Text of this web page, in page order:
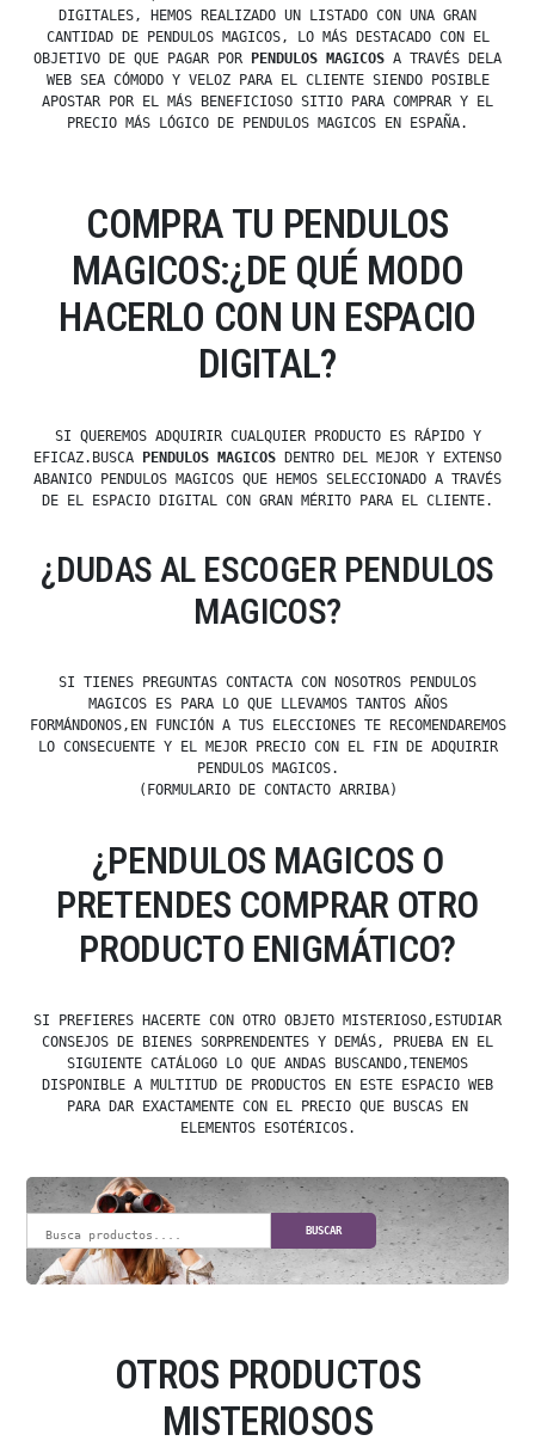
DIGITALES, HEMOS REALIZADO UN LISTADO CON UNA GRAN
CANTIDAD DE PENDULOS MAGICOS, LO MÁS DESTACADO CON EL
OBJETIVO DE QUE PAGAR POR
PENDULOS MAGICOS A TRAVÉS DELA
WEB SEA CÓMODO Y VELOZ PARA EL CLIENTE SIENDO POSIBLE
APOSTAR POR EL MÁS BENEFICIOSO SITIO PARA COMPRAR Y EL
PRECIO MÁS LÓGICO DE PENDULOS MAGICOS EN ESPAÑA.
COMPRA TU PENDULOS
MAGICOS:¿DE QUÉ MODO
HACERLO CON UN ESPACIO
DIGITAL?
SI QUEREMOS ADQUIRIR CUALQUIER PRODUCTO ES RÁPIDO Y
EFICAZ.BUSCA
PENDULOS MAGICOS DENTRO DEL MEJOR Y EXTENSO
ABANICO PENDULOS MAGICOS QUE HEMOS SELECCIONADO A TRAVÉS
DE EL ESPACIO DIGITAL CON GRAN MÉRITO PARA EL CLIENTE.
¿DUDAS AL ESCOGER PENDULOS
MAGICOS?
SI TIENES PREGUNTAS CONTACTA CON NOSOTROS PENDULOS
MAGICOS ES PARA LO QUE LLEVAMOS TANTOS AÑOS
FORMÁNDONOS,EN FUNCIÓN A TUS ELECCIONES TE RECOMENDAREMOS
LO CONSECUENTE Y EL MEJOR PRECIO CON EL FIN DE ADQUIRIR
PENDULOS MAGICOS.
(FORMULARIO DE CONTACTO ARRIBA)
¿PENDULOS MAGICOS O
PRETENDES COMPRAR OTRO
PRODUCTO ENIGMÁTICO?
SI PREFIERES HACERTE CON OTRO OBJETO MISTERIOSO,ESTUDIAR
CONSEJOS DE BIENES SORPRENDENTES Y DEMÁS, PRUEBA EN EL
SIGUIENTE CATÁLOGO LO QUE ANDAS BUSCANDO,TENEMOS
DISPONIBLE A MULTITUD DE PRODUCTOS EN ESTE ESPACIO WEB
PARA DAR EXACTAMENTE CON EL PRECIO QUE BUSCAS EN
ELEMENTOS ESOTÉRICOS.
BUSCAR
OTROS PRODUCTOS
MISTERIOSOS